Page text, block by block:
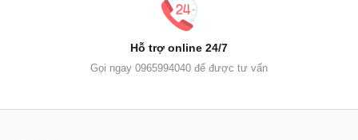
Hỗ trợ online 24/7
Gọi ngay 0965994040 để được tư vấn